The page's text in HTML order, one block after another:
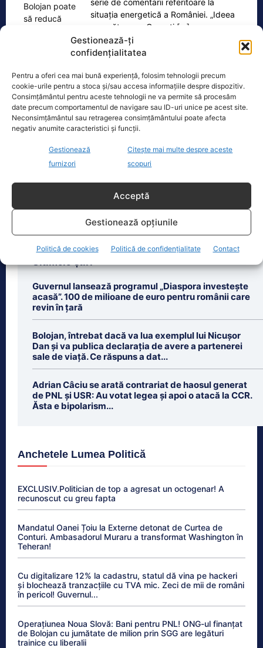
Gestionează-ți
confidențialitatea
Pentru a oferi cea mai bună experiență, folosim tehnologii precum
cookie-urile pentru a stoca și/sau accesa informațiile despre dispozitiv.
Consimțământul pentru aceste tehnologii ne va permite să procesăm
date precum comportamentul de navigare sau ID-uri unice pe acest site.
Neconsimțământul sau retragerea consimțământului poate afecta
negativ anumite caracteristici și funcții.
Gestionează
furnizori
Citește mai multe despre aceste
scopuri
Acceptă
Gestionează opțiunile
Politică de cookies Politică de confidențialitate Contact
situația energetică a României. „Ideea
e următoarea. Oprești [...]
Oficiul de Știri
Cele 4 barje pentru redirecționarea Dunării către brațul
Bala vor fi…
Cele 4 barje vor fi scufundate vineri, 7
august. Autoritățile au intrat în linie
Ultimele știri
Guvernul lansează programul „Diaspora investește
acasă”. 100 de milioane de euro pentru românii care
revin în țară
Bolojan, întrebat dacă va lua exemplul lui Nicușor
Dan și va publica declarația de avere a partenerei
sale de viață. Ce răspuns a dat...
Adrian Câciu se arată contrariat de haosul generat
de PNL și USR: Au votat legea și apoi o atacă la CCR.
Ăsta e bipolarism...
Anchetele Lumea Politică
EXCLUSIV.Politician de top a agresat un octogenar! A
recunoscut cu greu fapta
Mandatul Oanei Țoiu la Externe detonat de Curtea de
Conturi. Ambasadorul Muraru a transformat Washington în
Teheran!
Cu digitalizare 12% la cadastru, statul dă vina pe hackeri
și blochează tranzacțiile cu TVA mic. Zeci de mii de români
în pericol! Guvernul...
Operațiunea Noua Slovă: Bani pentru PNL! ONG-ul finanțat
de Bolojan cu jumătate de milion prin SGG are legături
trainice cu liberalii